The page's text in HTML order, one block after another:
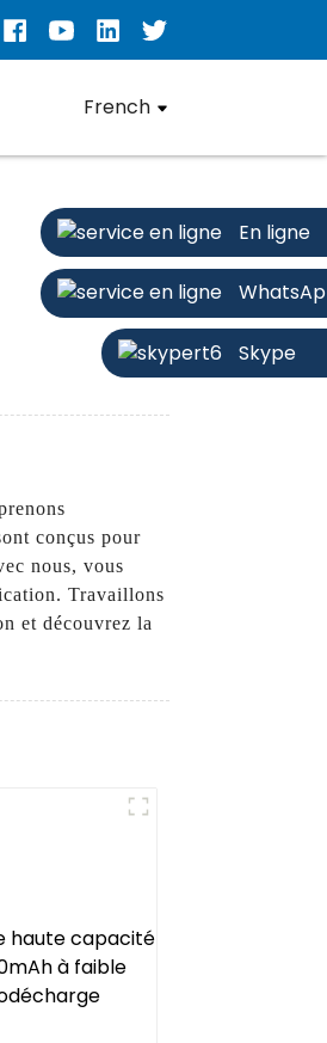
French
En ligne
Skype
conçus pour
nous, vous
Travaillons
et découvrez la